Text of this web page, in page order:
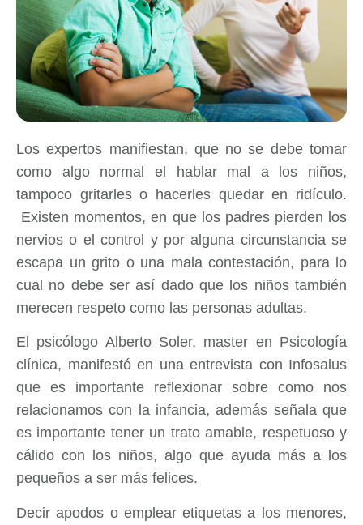
Los expertos manifiestan, que no se debe tomar
como algo normal el hablar mal a los niños,
tampoco gritarles o hacerles quedar en ridículo.
Existen momentos, en que los padres pierden los
nervios o el control y por alguna circunstancia se
escapa un grito o una mala contestación, para lo
cual no debe ser así dado que los niños también
merecen respeto como las personas adultas.
El psicólogo Alberto Soler, master en Psicología
clínica, manifestó en una entrevista con Infosalus
que es importante reflexionar sobre como nos
relacionamos con la infancia, además señala que
es importante tener un trato amable, respetuoso y
cálido con los niños, algo que ayuda más a los
pequeños a ser más felices.
Decir apodos o emplear etiquetas a los menores,